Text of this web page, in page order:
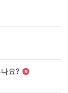
요?